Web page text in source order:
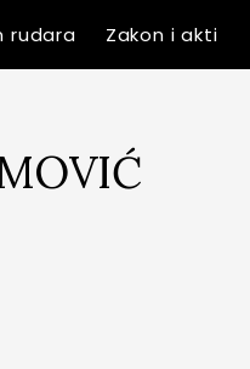
rudara Zakon i akti